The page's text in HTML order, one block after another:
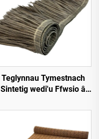
Teglynnau Tymestnach
Sintetig wedi'u Ffwsio â
Gwell Gwrthsefyll Tân